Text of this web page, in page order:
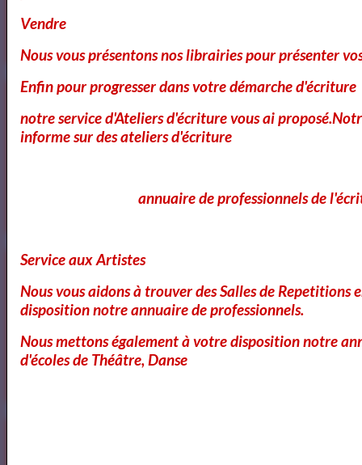
Ecole Les Mots
Cours Ateliers Formations
Vendre
Nous vous présentons nos librairies pour présenter
Enfin pour progresser dans votre démarche d'écriture
notre service d'Ateliers d'écriture vous ai
informe sur des ateliers d'écriture
annuaire de professionnels de
Service aux Artistes
Nous vous aidons à trouver des Salles de Repetitions
disposition notre annuaire de professionnels.
Nous mettons également à votre disposition notre
d'écoles de Théâtre, Danse